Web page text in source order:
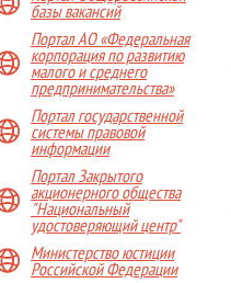
базы вакансий
Портал АО «Федеральная
корпорация по развитию
малого и среднего
предпринимательства»
Портал государственной
системы правовой
информации
Портал Закрытого
акционерного общества
"Национальный
удостоверяющий центр"
Министерство юстиции
Российской Федерации